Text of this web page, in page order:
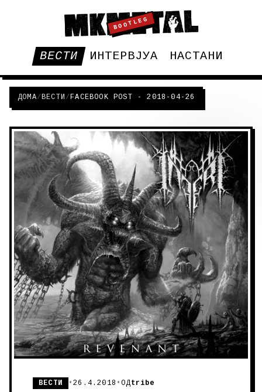
BOOTLEG
ВЕСТИ ИНТЕРВЈУА НАСТАНИ
ДОМА/ВЕСТИ /FACEBOOK POST - 2018-04-26
ВЕСТИ •26.4.2018 •ОДtribe